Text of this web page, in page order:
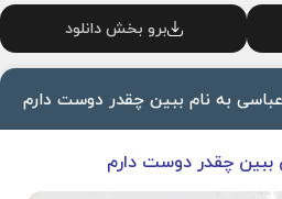
برو بخش دانلود
به نام ببین چقدر دوست دارم
چقدر دوست دارم